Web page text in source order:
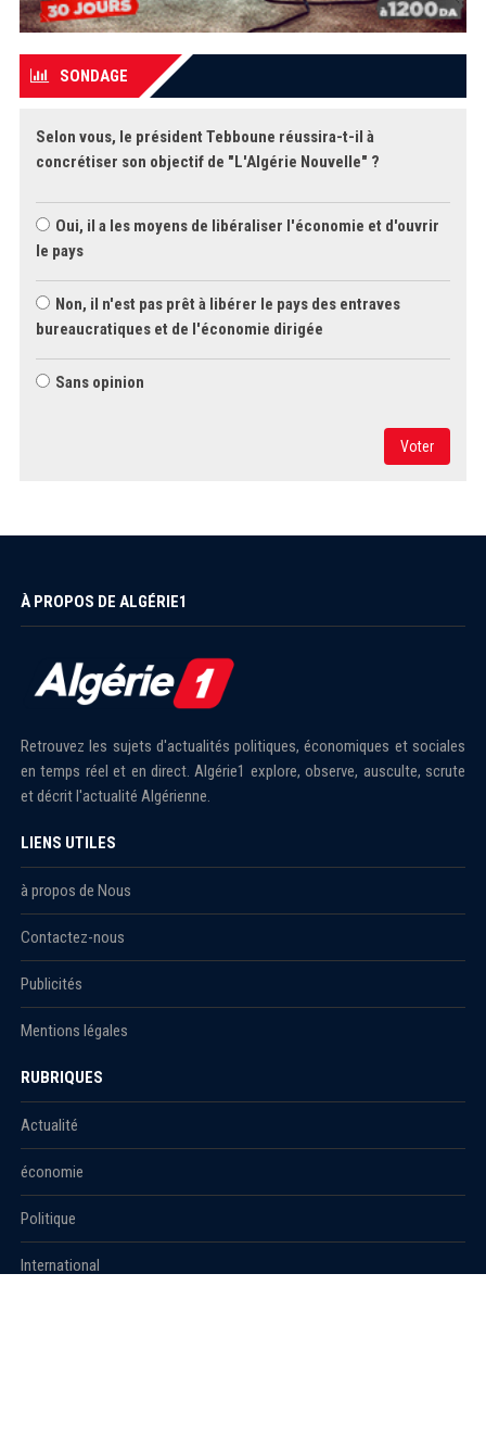
SONDAGE
Selon vous, le président Tebboune réussira-t-il à
concrétiser son objectif de "L'Algérie Nouvelle" ?
Oui, il a les moyens de libéraliser l'économie et d'ouvrir
le pays
Non, il n'est pas prêt à libérer le pays des entraves
bureaucratiques et de l'économie dirigée
Sans opinion
Voter
À PROPOS DE ALGÉRIE1
Retrouvez les sujets d'actualités politiques, économiques et sociales
en temps réel et en direct. Algérie1 explore, observe, ausculte, scrute
et décrit l'actualité Algérienne.
LIENS UTILES
à propos de Nous
Contactez-nous
Publicités
Mentions légales
RUBRIQUES
Actualité
économie
Politique
International